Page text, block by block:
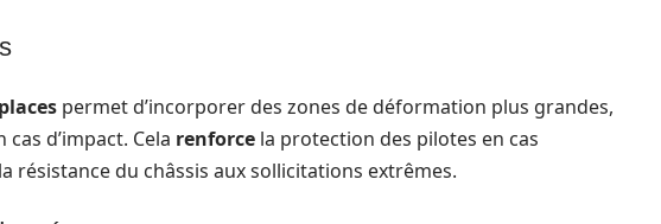
permet d’incorporer des zones de déformation plus grandes,
d’impact. Cela renforce la protection des pilotes en cas
résistance du châssis aux sollicitations extrêmes.